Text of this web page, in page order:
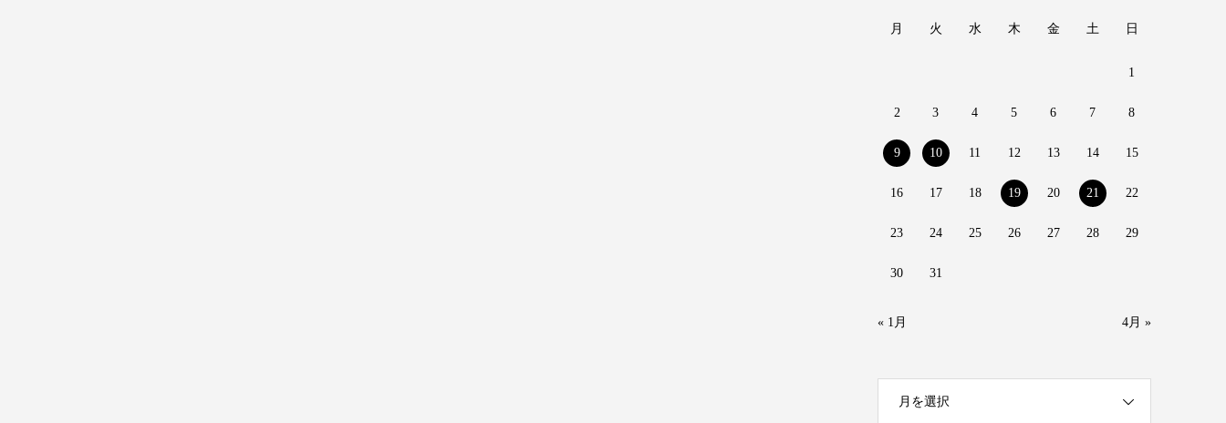
月 火 水 木 金 土 日
1
2 3 4 5 6 7 8
9 10 11 12 13 14 15
16 17 18 19 20 21 22
23 24 25 26 27 28 29
30 31
« 1月 4月 »
月を選択